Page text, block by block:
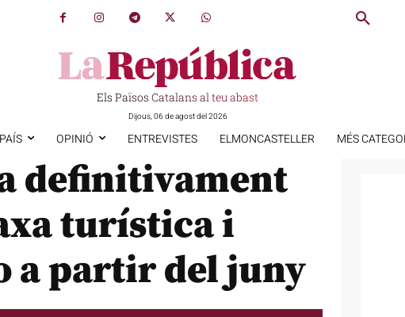
Els Països Catalans al teu abast
Dijous, 06 de agost del 2026
OPINIÓ ENTREVISTES ELMONCASTELLER MÉS
definitivament
turística i
a partir del juny